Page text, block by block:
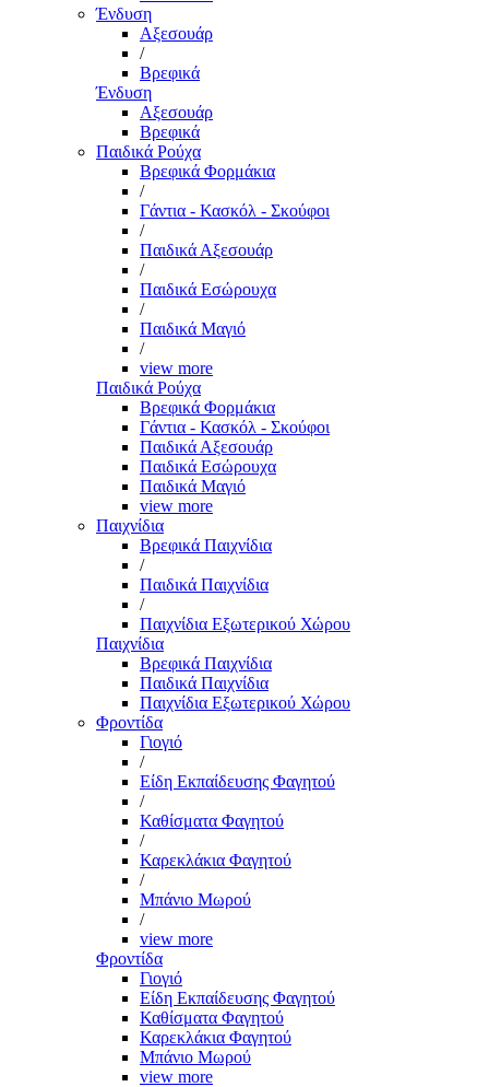
Ένδυση
Αξεσουάρ
/
Βρεφικά
Ένδυση
Αξεσουάρ
Βρεφικά
Παιδικά Ρούχα
Βρεφικά Φορμάκια
/
Γάντια - Κασκόλ - Σκούφοι
/
Παιδικά Αξεσουάρ
/
Παιδικά Εσώρουχα
/
Παιδικά Μαγιό
/
view more
Παιδικά Ρούχα
Βρεφικά Φορμάκια
Γάντια - Κασκόλ - Σκούφοι
Παιδικά Αξεσουάρ
Παιδικά Εσώρουχα
Παιδικά Μαγιό
view more
Παιχνίδια
Βρεφικά Παιχνίδια
/
Παιδικά Παιχνίδια
/
Παιχνίδια Εξωτερικού Χώρου
Παιχνίδια
Βρεφικά Παιχνίδια
Παιδικά Παιχνίδια
Παιχνίδια Εξωτερικού Χώρου
Φροντίδα
Γιογιό
/
Είδη Εκπαίδευσης Φαγητού
/
Καθίσματα Φαγητού
/
Καρεκλάκια Φαγητού
/
Μπάνιο Μωρού
/
view more
Φροντίδα
Γιογιό
Είδη Εκπαίδευσης Φαγητού
Καθίσματα Φαγητού
Καρεκλάκια Φαγητού
Μπάνιο Μωρού
view more